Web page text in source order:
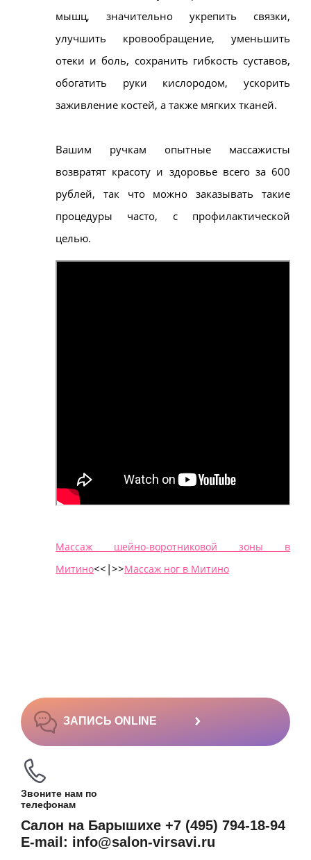
мышц, значительно укрепить связки,
улучшить кровообращение, уменьшить
отеки и боль, сохранить гибкость суставов,
обогатить руки кислородом, ускорить
заживление костей, а также мягких тканей.
Вашим ручкам опытные массажисты
возвратят красоту и здоровье всего за 600
рублей, так что можно заказывать такие
процедуры часто, с профилактической
целью.
Массаж шейно-воротниковой зоны в
Митино<<|>>Массаж ног в Митино
ЗАПИСЬ ONLINE ›
Звоните нам по
телефонам
Салон на Барышихе +7 (495) 794-18-94
E-mail: info@salon-virsavi.ru